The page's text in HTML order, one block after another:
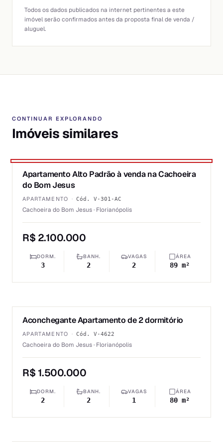
Todos os dados publicados na internet pertinentes a este
imóvel serão confirmados antes da proposta final de venda /
aluguel.
CONTINUAR EXPLORANDO
Imóveis similares
★ DESTAQUE PRIME VENDA
Apartamento Alto Padrão à venda na Cachoeira
do Bom Jesus
APARTAMENTO · Cód. V-301-AC
Cachoeira do Bom Jesus · Florianópolis
R$ 2.100.000
DORM.
3
BANH.
2
VAGAS
2
ÁREA
89 m²
VENDA
Aconchegante Apartamento de 2 dormitório
APARTAMENTO · Cód. V-4622
Cachoeira do Bom Jesus · Florianópolis
R$ 1.500.000
DORM.
2
BANH.
2
VAGAS
1
ÁREA
80 m²